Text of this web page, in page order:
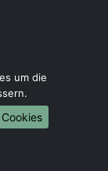
um die